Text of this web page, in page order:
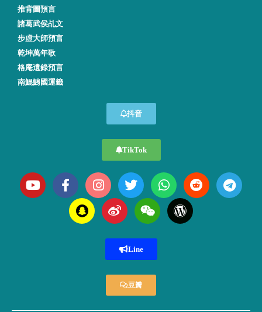
推背圖預言
諸葛武侯乩文
步虛大師預言
乾坤萬年歌
格庵遺錄預言
南鯤鯓國運籤
抖音
TikTok
Line
豆瓣